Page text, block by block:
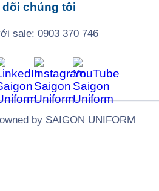
dõi chúng tôi
sale:0903 370 746
by SAIGON UNIFORM